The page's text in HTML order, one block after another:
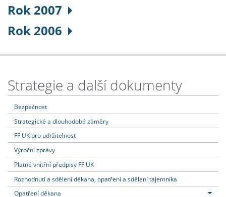
Rok 2007
Rok 2006
Strategie a další dokumenty
Bezpečnost
Strategické a dlouhodobé záměry
FF UK pro udržitelnost
Výroční zprávy
Platné vnitřní předpisy FF UK
Rozhodnutí a sdělení děkana, opatření a sdělení tajemníka
Opatření děkana